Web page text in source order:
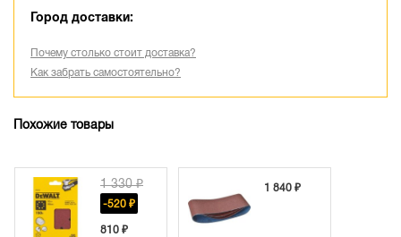
Город доставки:
Почему столько стоит доставка?
Как забрать самостоятельно?
Похожие товары
1 330 ₽
-520 ₽
810 ₽
1 840 ₽